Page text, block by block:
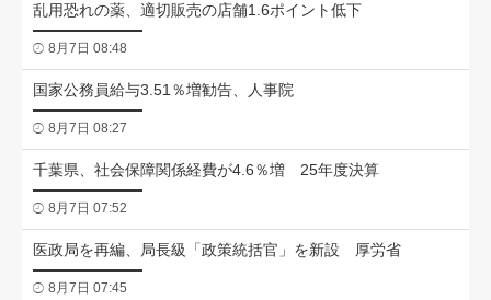
乱用恐れの薬、適切販売の店舗1.6ポイント低下
8月7日 08:48
国家公務員給与3.51％増勧告、人事院
8月7日 08:27
千葉県、社会保障関係経費が4.6％増 25年度決算
8月7日 07:52
医政局を再編、局長級「政策統括官」を新設 厚労省
8月7日 07:45